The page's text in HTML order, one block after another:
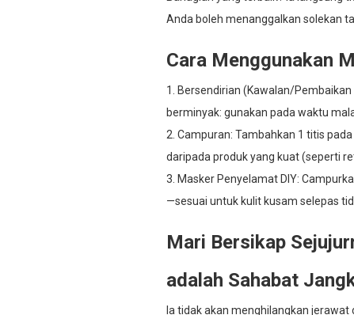
Anda boleh menanggalkan solekan
Cara Menggunakan
1. Bersendirian (Kawalan/
berminyak: gunakan pada waktu
2. Campuran: Tambahkan 1 titis
daripada produk yang kuat (seperti
3. Masker Penyelamat DIY:
—sesuai untuk kulit kusam selepas
Mari Bersikap
adalah Sahabat
Ia tidak akan menghilangkan